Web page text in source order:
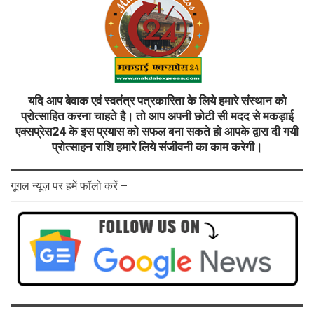
यदि आप बेवाक एवं स्वतंत्र पत्रकारिता के लिये हमारे संस्थान को
प्रोत्साहित करना चाहते है। तो आप अपनी छोटी सी मदद से मकड़ाई
एक्सप्रेस24 के इस प्रयास को सफल बना सकते हो आपके द्वारा दी गयी
प्रोत्साहन राशि हमारे लिये संजीवनी का काम करेगी।
गूगल न्यूज़ पर हमें फॉलो करें –